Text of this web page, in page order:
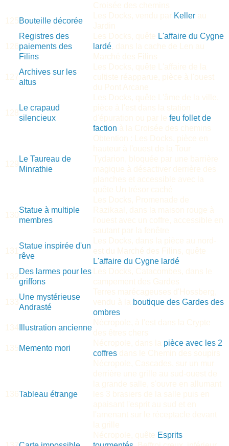
Croisée des chemins
125Bouteille décorée
Les Docks, vendu par Keller au
Jardin
126
Registres des
paiements des
Filins
Les Docks, quête L'affaire du Cygne
lardé, dans la cache de Len au
Marché des Filins
127
Archives sur les
altus
Les Docks, quête L'affaire de la
cultiste réapparue, pièce à l'ouest
du Pont Arcane
128
Le crapaud
silencieux
Les Docks, quête L'âme de la ville,
pièce à l'est dans la station
d'épuration ou par le feu follet de
faction à la Croisée des chemins
129
Le Taureau de
Minrathie
Obtention : Les Docks, pièce en
hauteur à l'ouest de la Tour
Tydarion, bloquée par une barrière
magique à désactiver derrière des
planches et accessible avec la
quête Un trésor caché
130
Statue à multiple
membres
Les Docks, Promenade de
Razikaal, dans la maison rouge à
l'ouest avec un coffre, accessible en
sautant par la fenêtre
131
Statue inspirée d'un
rêve
Les Docks, dans la pièce au nord-
est du Marché des Filins, quête
L'affaire du Cygne lardé
132
Des larmes pour les
griffons
Les Docks, Catacombes, dans le
campement des Gardes
133
Une mystérieuse
Andrasté
Terres marécageuses d'Hossberg,
vendu à la boutique des Gardes des
ombres
134 Illustration ancienne
Nécropole, à l'est dans la Crypte
des êtres chers
135Memento mori
Nécropole, dans la pièce avec les 2
coffres dans le Chemin des soupirs
136Tableau étrange
Nécropole, Cascades, sur un mur
derrière une grille au sud-ouest de
la grande salle, s'ouvre en allumant
les 3 brasiers de la salle puis en
apaisant l'esprit au sud et en
l'amenant sur le réceptacle devant
la grille
Nécropole, quête Esprits